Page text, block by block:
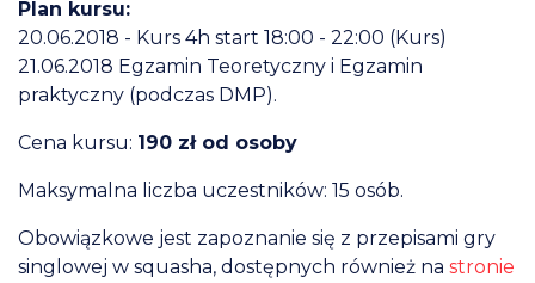
Plan kursu:
20.06.2018 - Kurs 4h start 18:00 - 22:00 (Kurs)
21.06.2018 Egzamin Teoretyczny i Egzamin
praktyczny (podczas DMP).
Cena kursu: 190 zł od osoby
Maksymalna liczba uczestników: 15 osób.
Obowiązkowe jest zapoznanie się z przepisami gry
singlowej w squasha, dostępnych również na stronie